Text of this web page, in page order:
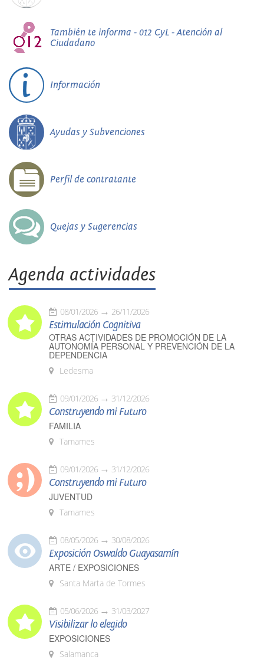
También te informa - 012 CyL - Atención al
Ciudadano
Información
Ayudas y Subvenciones
Perfil de contratante
Quejas y Sugerencias
Agenda actividades
08/01/2026 26/11/2026
Estimulación Cognitiva
OTRAS ACTIVIDADES DE PROMOCIÓN DE LA
AUTONOMÍA PERSONAL Y PREVENCIÓN DE LA
DEPENDENCIA
Ledesma
09/01/2026 31/12/2026
Construyendo mi Futuro
FAMILIA
Tamames
09/01/2026 31/12/2026
Construyendo mi Futuro
JUVENTUD
Tamames
08/05/2026 30/08/2026
Exposición Oswaldo Guayasamín
ARTE / EXPOSICIONES
Santa Marta de Tormes
05/06/2026 31/03/2027
Visibilizar lo elegido
EXPOSICIONES
Salamanca